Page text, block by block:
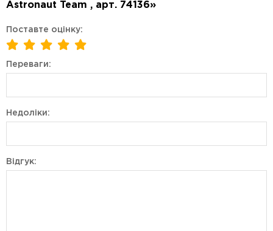
Astronaut Team , арт. 74136»
Поставте оцінку:
Переваги:
Недоліки:
Відгук: